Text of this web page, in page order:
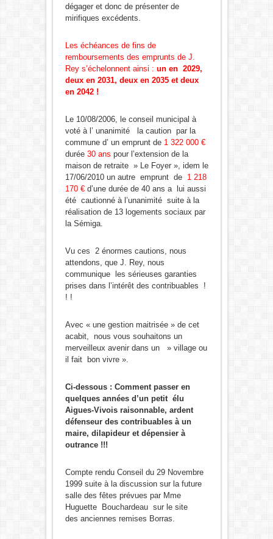
dégager et donc de présenter de
mirifiques excédents.
Les échéances de fins de
remboursements des emprunts de J.
Rey s’échelonnent ainsi : un en 2029,
deux en 2031, deux en 2035 et deux
en 2042 !
Le 10/08/2006, le conseil municipal à
voté à l’ unanimité la caution par la
commune d’ un emprunt de1 322 000 €
durée30 ans pour l’extension de la
maison de retraite » Le Foyer », idem le
17/06/2010 un autre emprunt de 1 218
170 €d’une durée de 40 ans a lui aussi
été cautionné à l’unanimité suite à la
réalisation de 13 logements sociaux par
la Sémiga.
Vu ces 2 énormes cautions, nous
attendons, que J. Rey, nous
communique les sérieuses garanties
prises dans l’intérêt des contribuables !
! !
Avec « une gestion maitrisée » de cet
acabit, nous vous souhaitons un
merveilleux avenir dans un » village ou
il fait bon vivre ».
Ci-dessous : Comment passer en
quelques années d’un petit élu
Aigues-Vivois raisonnable, ardent
défenseur des contribuables à un
maire, dilapideur et dépensier à
outrance !!!
Compte rendu Conseil du 29 Novembre
1999 suite à la discussion sur la future
salle des fêtes prévues par Mme
Huguette Bouchardeau sur le site
des anciennes remises Borras.